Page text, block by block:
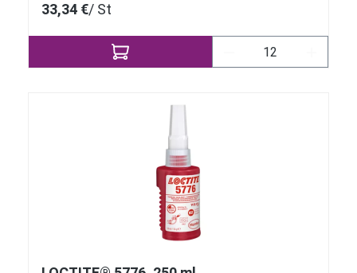
33,34 €/ St
Produkt Anzahl: